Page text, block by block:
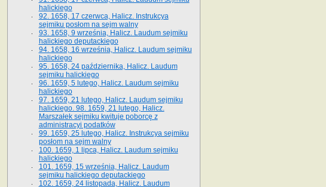
halickiego
92. 1658, 17 czerwca, Halicz. Instrukcya
sejmiku posłom na sejm walny
93. 1658, 9 września, Halicz. Laudum sejmiku
halickiego deputackiego
94. 1658, 16 września, Halicz. Laudum sejmiku
halickiego
95. 1658, 24 października, Halicz. Laudum
sejmiku halickiego
96. 1659, 5 lutego, Halicz. Laudum sejmiku
halickiego
97. 1659, 21 lutego, Halicz. Laudum sejmiku
halickiego. 98. 1659, 21 lutego, Halicz.
Marszałek sejmiku kwituje poborcę z
administracyi podatków
99. 1659, 25 lutego, Halicz. Instrukcya sejmiku
posłom na sejm walny
100. 1659, 1 lipca, Halicz. Laudum sejmiku
halickiego
101. 1659, 15 września, Halicz. Laudum
sejmiku halickiego deputackiego
102. 1659, 24 listopada, Halicz. Laudum